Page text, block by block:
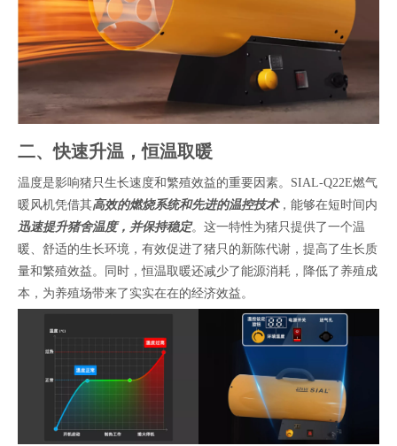
二、快速升温，恒温取暖
温度是影响猪只生长速度和繁殖效益的重要因素。SIAL-Q22E燃气
暖风机凭借其高效的燃烧系统和先进的温控技术，能够在短时间内
迅速提升猪舍温度，并保持稳定。这一特性为猪只提供了一个温
暖、舒适的生长环境，有效促进了猪只的新陈代谢，提高了生长质
量和繁殖效益。同时，恒温取暖还减少了能源消耗，降低了养殖成
本，为养殖场带来了实实在在的经济效益。